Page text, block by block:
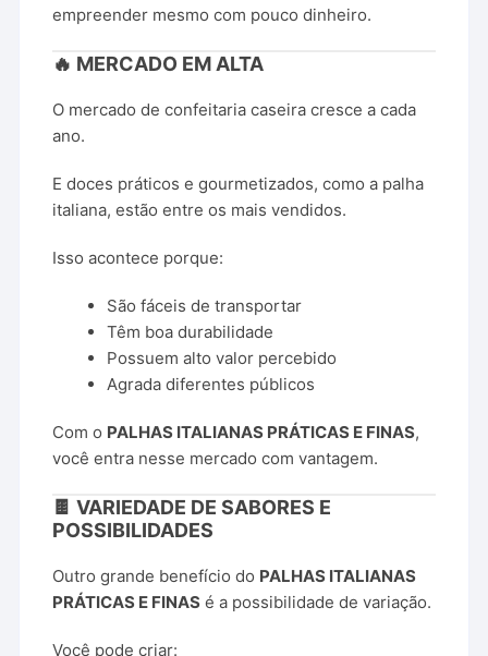
empreender mesmo com pouco dinheiro.
🔥 MERCADO EM ALTA
O mercado de confeitaria caseira cresce a cada
ano.
E doces práticos e gourmetizados, como a palha
italiana, estão entre os mais vendidos.
Isso acontece porque:
São fáceis de transportar
Têm boa durabilidade
Possuem alto valor percebido
Agrada diferentes públicos
Com o PALHAS ITALIANAS PRÁTICAS E FINAS,
você entra nesse mercado com vantagem.
🍫 VARIEDADE DE SABORES E
POSSIBILIDADES
Outro grande benefício do PALHAS ITALIANAS
PRÁTICAS E FINAS é a possibilidade de variação.
Você pode criar: